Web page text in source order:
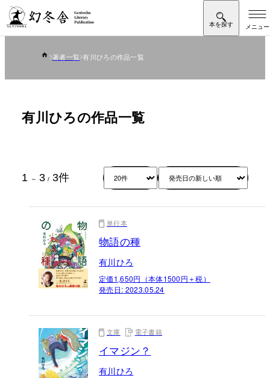
著者一覧 有川ひろの作品一覧
有川ひろの作品一覧
1 ～ 3 / 3件
単行本
物語の種
有川ひろ
定価1,650円（本体1500円＋税）
発売日: 2023.05.24
文庫 電子書籍
イマジン？
有川ひろ